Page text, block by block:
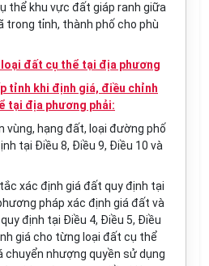
thể khu vực đất giáp ranh giữa
trong tỉnh, thành phố cho phù
đất cụ thể tại địa phương
tỉnh khi định giá, điều chỉnh
tại địa phương phải:
vùng, hạng đất, loại đường phố
tại Điều 8, Điều 9, Điều 10 và
xác định giá đất quy định tại
pháp xác định giá đất và
định tại Điều 4, Điều 5, Điều
giá cho từng loại đất cụ thể
chuyển nhượng quyền sử dụng